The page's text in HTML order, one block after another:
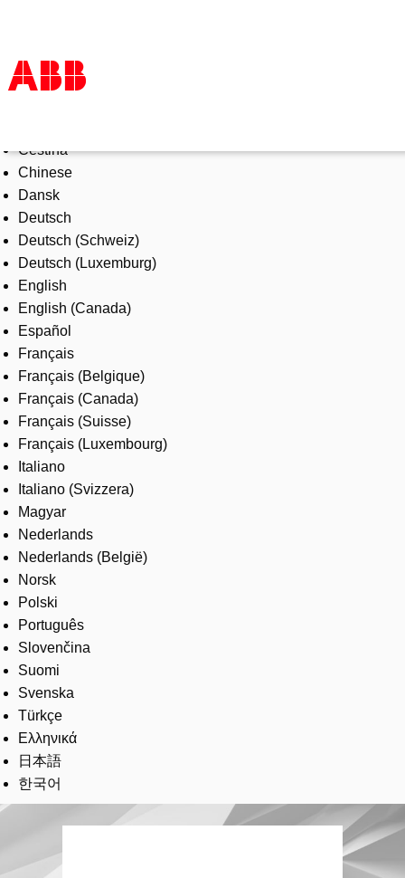
Products & Solutions
Industries
Services
About us
Where to buy
Contact us
Careers
Čeština
Chinese
Dansk
Deutsch
Deutsch (Schweiz)
Deutsch (Luxemburg)
English
English (Canada)
Español
Français
Français (Belgique)
Français (Canada)
Français (Suisse)
Français (Luxembourg)
Italiano
Italiano (Svizzera)
Magyar
Nederlands
Nederlands (België)
Norsk
Polski
Português
Slovenčina
Suomi
Svenska
Türkçe
Ελληνικά
日本語
한국어